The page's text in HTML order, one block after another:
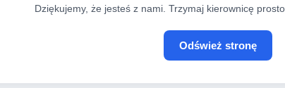
Dziękujemy, że jesteś z nami. Trzymaj kierownicę
Odśwież stronę